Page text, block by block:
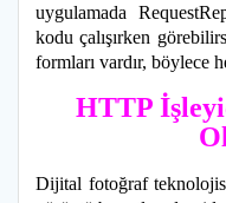
uygulamada
kodu çalışırken
formları vardır, böylece
HTTP
Dijital fotoğraf